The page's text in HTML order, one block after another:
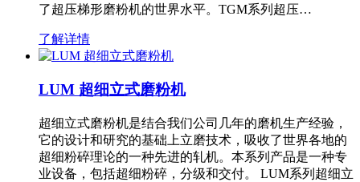
了超压梯形磨粉机的世界水平。TGM系列超压…
了解详情
LUM 超细立式磨粉机
超细立式磨粉机是结合我们公司几年的磨机生产经验，
它的设计和研究的基础上立磨技术，吸收了世界各地的
超细粉碎理论的一种先进的轧机。本系列产品是一种专
业设备，包括超细粉碎，分级和交付。 LUM系列超细立